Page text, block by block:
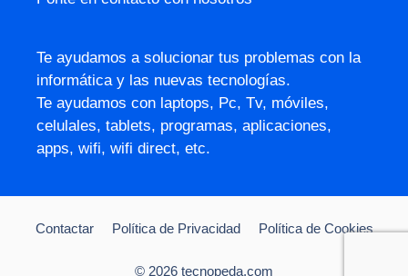
Te ayudamos a solucionar tus problemas con la
informática y las nuevas tecnologías.
Te ayudamos con laptops, Pc, Tv, móviles,
celulales, tablets, programas, aplicaciones,
apps, wifi, wifi direct, etc.
Contactar Política de Privacidad Política de Cookies
© 2026 tecnopeda.com